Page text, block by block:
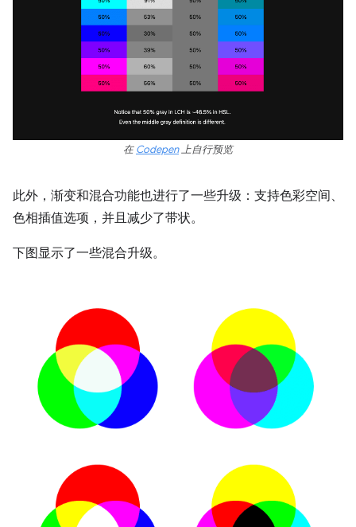
在Codepen上自行预览
此外，渐变和混合功能也进行了一些升级：支持色彩空间、
色相插值选项，并且减少了带状。
下图显示了一些混合升级。